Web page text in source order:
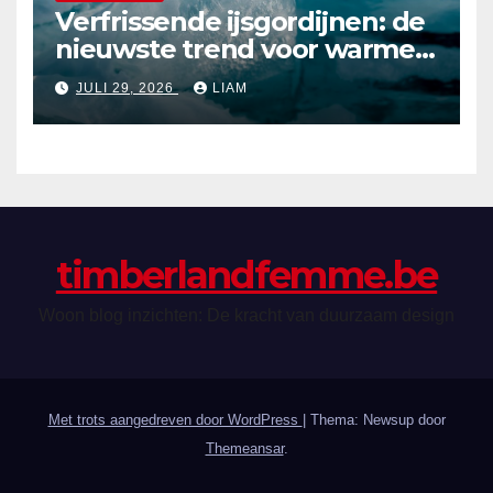
Verfrissende ijsgordijnen: de
nieuwste trend voor warme
zomerdagen
JULI 29, 2026 LIAM
timberlandfemme.be
Met trots aangedreven door WordPress
Thema: Newsup door
Themeansar.